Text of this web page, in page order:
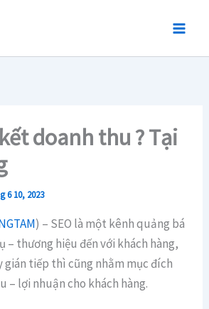
doanh thu ? Tại
6 10, 2023
) – SEO là một kênh quảng bá
– thương hiệu đến với khách hàng,
gián tiếp thì cũng nhằm mục đích
– lợi nhuận cho khách hàng.